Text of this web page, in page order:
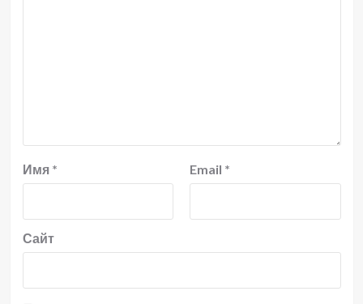
Имя * Email *
Сайт